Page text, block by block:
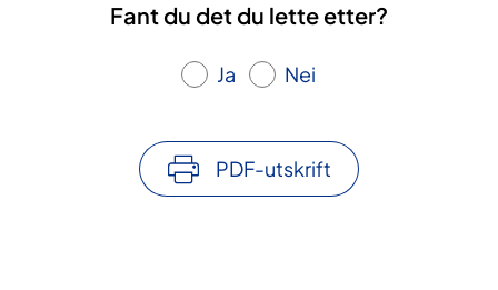
Fant du det du lette etter?
Ja Nei
PDF-utskrift